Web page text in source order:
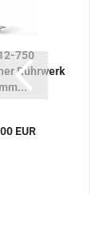
750
Rührwerk
EUR